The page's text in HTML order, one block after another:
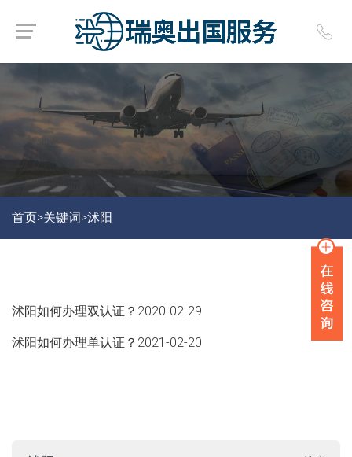
首页>关键词>沭阳
沭阳如何办理双认证？ 2020-02-29
沭阳如何办理单认证？ 2021-02-20